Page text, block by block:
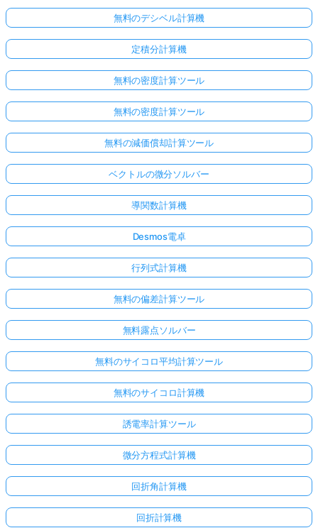
無料のデシベル計算機
定積分計算機
無料の密度計算ツール
無料の密度計算ツール
無料の減価償却計算ツール
ベクトルの微分ソルバー
導関数計算機
Desmos電卓
行列式計算機
無料の偏差計算ツール
無料露点ソルバー
無料のサイコロ平均計算ツール
無料のサイコロ計算機
誘電率計算ツール
微分方程式計算機
回折角計算機
回折計算機